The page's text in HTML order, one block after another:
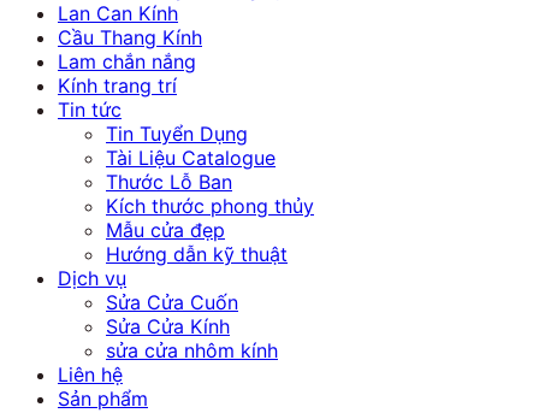
Lan Can Kính
Cầu Thang Kính
Lam chắn nắng
Kính trang trí
Tin tức
Tin Tuyển Dụng
Tài Liệu Catalogue
Thước Lỗ Ban
Kích thước phong thủy
Mẫu cửa đẹp
Hướng dẫn kỹ thuật
Dịch vụ
Sửa Cửa Cuốn
Sửa Cửa Kính
sửa cửa nhôm kính
Liên hệ
Sản phẩm